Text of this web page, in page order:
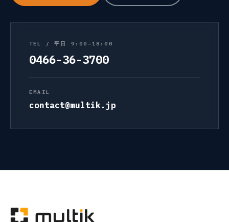
TEL / 平日 9:00–18:00
0466-36-3700
EMAIL
contact@multik.jp